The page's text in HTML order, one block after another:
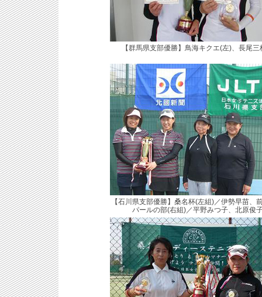
【群馬県支部優勝】鳥海キクエ(左)、長尾三
【石川県支部優勝】桑名杯(左組)／伊勢早苗、
パールの部(右組)／平野みつ子、北原俊